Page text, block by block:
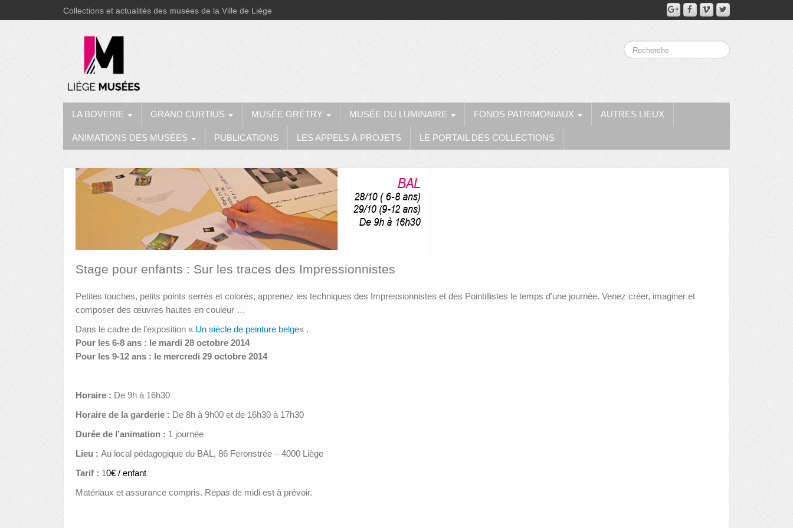
Collections et actualités des musées de la Ville de Liège
LA BOVERIE GRAND CURTIUS MUSÉE GRÉTRY MUSÉE DU LUMINAIRE FONDS PATRIMONIAUX AUTRES LIEUX
ANIMATIONS DES MUSÉES PUBLICATIONS LES APPELS À PROJETS LE PORTAIL DES COLLECTIONS
Stage pour enfants : Sur les traces des Impressionnistes
Petites touches, petits points serrés et colorés, apprenez les techniques des Impressionnistes et des Pointillistes le temps d’une journée. Venez créer, imaginer et
composer des œuvres hautes en couleur …
Dans le cadre de l’exposition « Un siècle de peinture belge« .
Pour les 6-8 ans : le mardi 28 octobre 2014
Pour les 9-12 ans : le mercredi 29 octobre 2014
Horaire : De 9h à 16h30
Horaire de la garderie : De 8h à 9h00 et de 16h30 à 17h30
Durée de l’animation : 1 journée
Lieu : Au local pédagogique du BAL, 86 Feronstrée – 4000 Liège
Tarif : 10€ / enfant
Matériaux et assurance compris. Repas de midi est à prévoir.